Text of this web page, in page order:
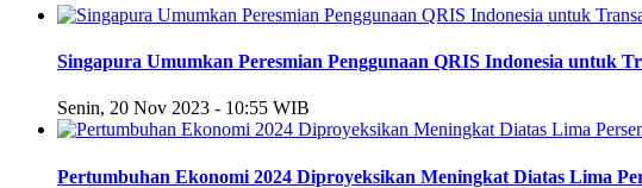
Singapura Umumkan Peresmian Penggunaan QRIS Indonesia untuk
Senin, 20 Nov 2023 - 10:55 WIB
Pertumbuhan Ekonomi 2024 Diproyeksikan Meningkat Diatas Lima